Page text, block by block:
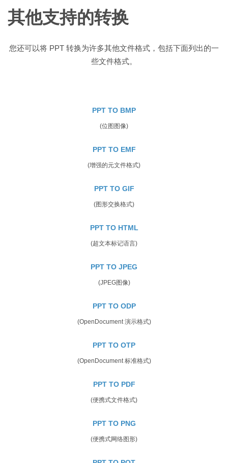
其他支持的转换
您还可以将 PPT 转换为许多其他文件格式，包括下面列出的一
些文件格式。
PPT TO BMP
(位图图像)
PPT TO EMF
(增强的元文件格式)
PPT TO GIF
(图形交换格式)
PPT TO HTML
(超文本标记语言)
PPT TO JPEG
(JPEG图像)
PPT TO ODP
(OpenDocument 演示格式)
PPT TO OTP
(OpenDocument 标准格式)
PPT TO PDF
(便携式文件格式)
PPT TO PNG
(便携式网络图形)